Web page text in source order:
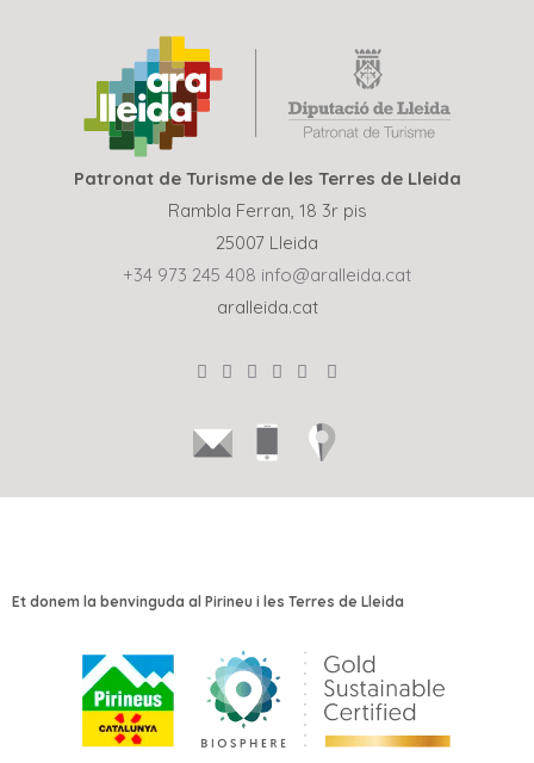
Patronat de Turisme de les Terres de Lleida
Rambla Ferran, 18 3r pis
25007 Lleida
+34 973 245 408 info@aralleida.cat
aralleida.cat
Et donem la benvinguda al Pirineu i les Terres de Lleida